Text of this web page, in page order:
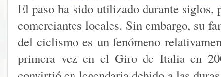
El paso ha sido utilizado durante siglos,
comerciantes locales. Sin embargo, su
del ciclismo es un fenómeno
primera vez en el Giro de Italia en